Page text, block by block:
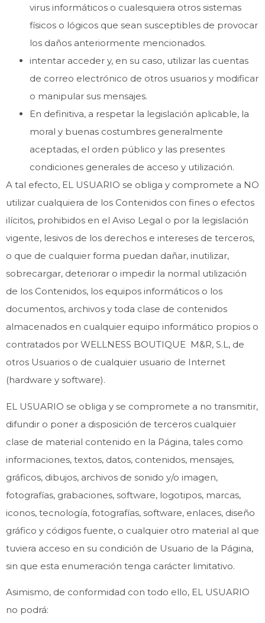
virus informáticos o cualesquiera otros sistemas
físicos o lógicos que sean susceptibles de provocar
los daños anteriormente mencionados.
intentar acceder y, en su caso, utilizar las cuentas
de correo electrónico de otros usuarios y modificar
o manipular sus mensajes.
En definitiva, a respetar la legislación aplicable, la
moral y buenas costumbres generalmente
aceptadas, el orden público y las presentes
condiciones generales de acceso y utilización.
A tal efecto, EL USUARIO se obliga y compromete a NO
utilizar cualquiera de los Contenidos con fines o efectos
ilícitos, prohibidos en el Aviso Legal o por la legislación
vigente, lesivos de los derechos e intereses de terceros,
o que de cualquier forma puedan dañar, inutilizar,
sobrecargar, deteriorar o impedir la normal utilización
de los Contenidos, los equipos informáticos o los
documentos, archivos y toda clase de contenidos
almacenados en cualquier equipo informático propios o
contratados por WELLNESS BOUTIQUE M&R, S.L, de
otros Usuarios o de cualquier usuario de Internet
(hardware y software).
EL USUARIO se obliga y se compromete a no transmitir,
difundir o poner a disposición de terceros cualquier
clase de material contenido en la Página, tales como
informaciones, textos, datos, contenidos, mensajes,
gráficos, dibujos, archivos de sonido y/o imagen,
fotografías, grabaciones, software, logotipos, marcas,
iconos, tecnología, fotografías, software, enlaces, diseño
gráfico y códigos fuente, o cualquier otro material al que
tuviera acceso en su condición de Usuario de la Página,
sin que esta enumeración tenga carácter limitativo.
Asimismo, de conformidad con todo ello, EL USUARIO
no podrá: